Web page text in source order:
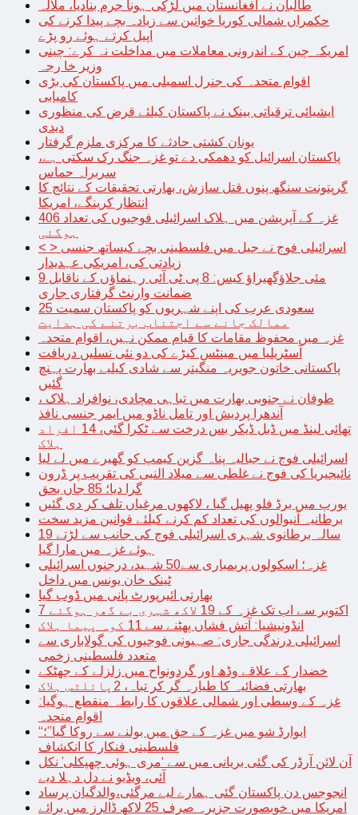
طالبان نے افغانستان میں لڑکی ہونا جرم بنادیا، ملالہ
حکمراں شمالی کوریا خواتین سے زیادہ بچے پیدا کرنے کی
اپیل کرتے ہوئے رو پڑے
امریکہ چین کے اندرونی معاملات میں مداخلت نہ کرے: چینی
وزیر خا رجہ
اقوام متحدہ کی جنرل اسمبلی میں پاکستان کی بڑی
کامیابی
ایشیائی ترقیاتی بینک نے پاکستان کیلئے قرض کی منظوری
دیدی
یونان کشتی حادثے کا مرکزی ملزم گرفتار
پاکستان اسرائیل کو دھمکی دے تو غزہ جنگ رک سکتی ہے،
سربراہ حماس
گرپتونت سنگھ پنوں قتل سازش، بھارتی تحقیقات کے نتائج کا
انتظار کرینگے، امریکا
غزہ کے آپریشن میں ہلاک اسرائیلی فوجیوں کی تعداد 406
ہوگئی
< > اسرائیلی فوج نے جیل میں فلسطینی بچے کیساتھ جنسی
زیادتی کی، امریکی عہدیدار
9 مئی جلاؤگھیراؤ کیس: 8 پی ٹی آئی رہنماؤں کے ناقابل
ضمانت وارنٹ گرفتاری جاری
سعودی عرب کی اپنے شہریوں کو پاکستان سمیت 25
ممالک جانے سے اجتناب برتنے کی ہدایت
غزہ میں محفوظ مقامات کا قیام ممکن نہیں، اقوام متحدہ
آسٹریلیا میں مینٹس کیڑے کی دو نئی نسلیں دریافت
پاکستانی خاتون جویریہ منگیتر سے شادی کیلیے بھارت پہنچ
گئیں
طوفان نے جنوبی بھارت میں تباہی مچادی، نوافراد ہلاک ،
آندھرا پردیش اور تامل ناڈو میں ایمر جنسی نافذ
تھائی لینڈ میں ڈبل ڈیکر بس درخت سے ٹکرا گئی، 14 افراد
ہلاک
اسرائیلی فوج نے جبالیہ پناہ گزین کیمپ کو گھیرے میں لے لیا
نائیجیریا کی فوج نے غلطی سے میلاد النبی کی تقریب پر ڈرون
گرا دیا؛ 85 جاں بحق
یورپ میں برڈ فلو پھیل گیا ، لاکھوں مرغیاں تلف کر دی گئیں
برطانیہ آنیوالوں کی تعداد کم کرنے کیلئے قوانین مزید سخت
19 سالہ برطانوی شہری اسرائیلی فوج کی جانب سے لڑتے
ہوئے غزہ میں مارا گیا
غزہ؛ اسکولوں پربمباری سے50 شہید، درجنوں اسرائیلی
ٹینک خان یونس میں داخل
بھارتی ائیرپورٹ پانی میں ڈوب گیا
7 اکتوبر سے اب تک غزہ کے 19 لاکھ شہری بے گھر ہوگئے
انڈونیشیا: آتش فشاں پھٹنے سے 11 کوہ پیما ہلاک
اسرائیلی درندگی جاری: صہیونی فوجیوں کی گولاباری سے
متعدد فلسطینی زخمی
خضدار کے علاقے وڈھ اور گردونواح میں زلزلے کے جھٹکے
بھارتی فضائیہ کا طیارہ گر کر تباہ، 2پائلٹس ہلاک
غزہ کے وسطی اور شمالی علاقوں کا رابطہ منقطع ہوگیا:
اقوام متحدہ
“ایوارڈ شو میں غزہ کے حق میں بولنے سے روکا گیا”؛
فلسطینی فنکار کا انکشاف
آن لائن آرڈر کی گئی بریانی میں سے ‘مری ہوئی چھپکلی’ نکل
آئی، ویڈیو نے دل دہلا دیے
انجوجس دن پاکستان گئی ہمارے لیے مرگئی،والدگیان پرساد
امریکا میں خوبصورت جزیرہ صرف 25 لاکھ ڈالرز میں برائے